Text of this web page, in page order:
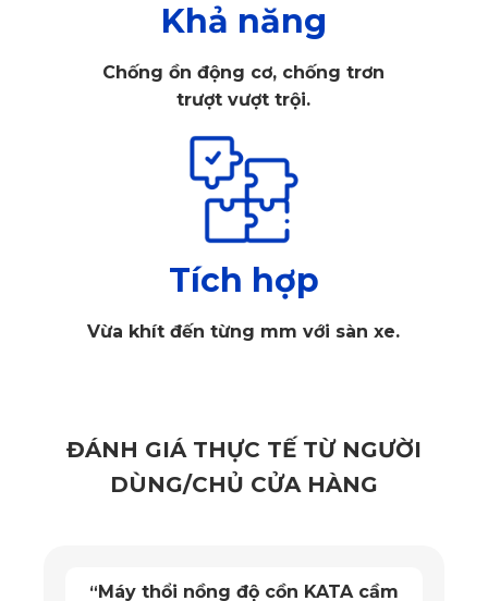
Khả năng
Chống ồn động cơ, chống trơn
trượt vượt trội.
Tích hợp
Vừa khít đến từng mm với sàn xe.
ĐÁNH GIÁ THỰC TẾ TỪ NGƯỜI
DÙNG/CHỦ CỬA HÀNG
“ Máy thổi nồng độ cồn KATA cầm